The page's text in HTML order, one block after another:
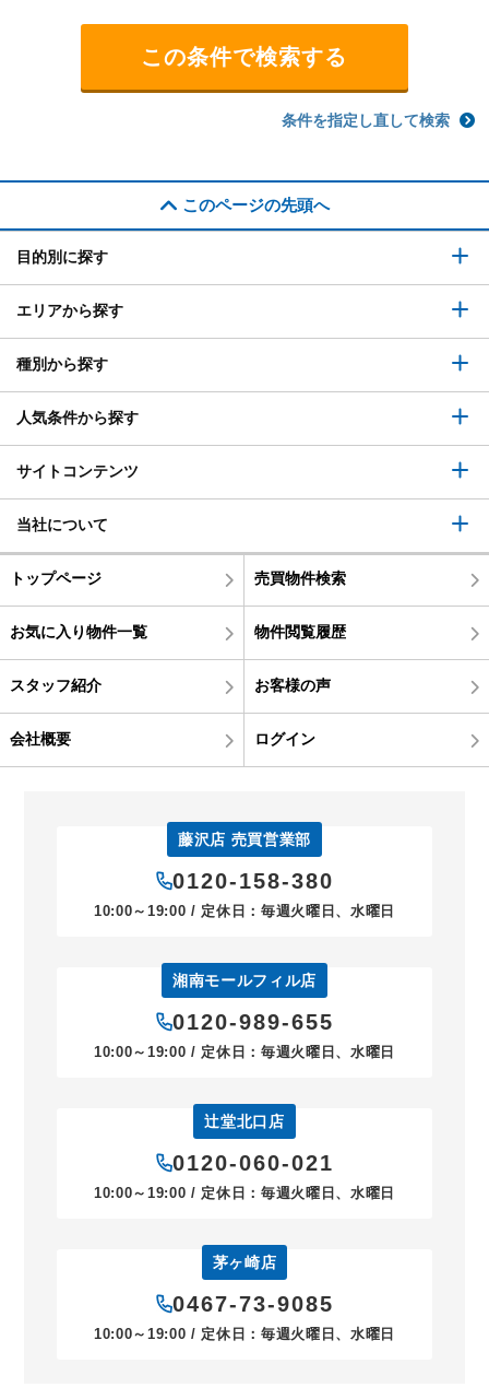
条件を指定し直して検索
このページの先頭へ
目的別に探す
エリアから探す
種別から探す
人気条件から探す
サイトコンテンツ
当社について
トップページ 売買物件検索
お気に入り物件一覧 物件閲覧履歴
スタッフ紹介 お客様の声
会社概要 ログイン
藤沢店 売買営業部
0120-158-380
10:00～19:00 / 定休日：毎週火曜日、水曜日
湘南モールフィル店
0120-989-655
10:00～19:00 / 定休日：毎週火曜日、水曜日
辻堂北口店
0120-060-021
10:00～19:00 / 定休日：毎週火曜日、水曜日
茅ヶ崎店
0467-73-9085
10:00～19:00 / 定休日：毎週火曜日、水曜日